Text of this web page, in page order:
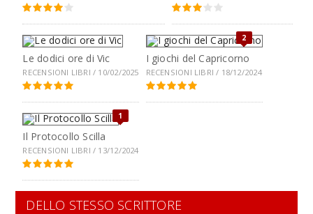
Le dodici ore di Vic
RECENSIONI LIBRI / 10/02/2025
2
I giochi del Capricorno
RECENSIONI LIBRI / 18/12/2024
1
Il Protocollo Scilla
RECENSIONI LIBRI / 13/12/2024
DELLO STESSO SCRITTORE